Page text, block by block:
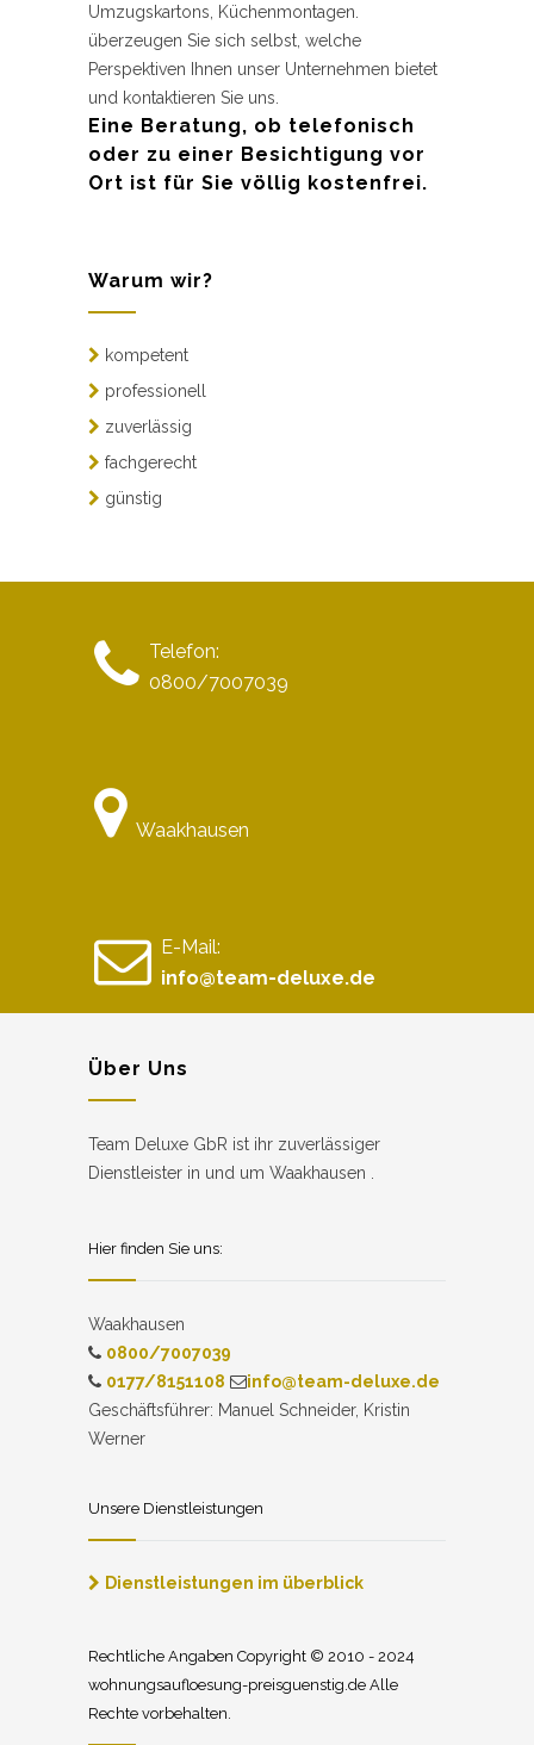
Umzugskartons, Küchenmontagen.
überzeugen Sie sich selbst, welche
Perspektiven Ihnen unser Unternehmen bietet
und kontaktieren Sie uns.
Eine Beratung, ob telefonisch
oder zu einer Besichtigung vor
Ort ist für Sie völlig kostenfrei.
Warum wir?
kompetent
professionell
zuverlässig
fachgerecht
günstig
Telefon:
0800/7007039
Waakhausen
E-Mail:
info@team-deluxe.de
Über Uns
Team Deluxe GbR ist ihr zuverlässiger
Dienstleister in und um Waakhausen .
Hier finden Sie uns:
Waakhausen
0800/7007039
0177/8151108
info@team-deluxe.de
Geschäftsführer: Manuel Schneider, Kristin
Werner
Unsere Dienstleistungen
Dienstleistungen im überblick
Rechtliche Angaben Copyright © 2010 - 2024
wohnungsaufloesung-preisguenstig.de Alle
Rechte vorbehalten.